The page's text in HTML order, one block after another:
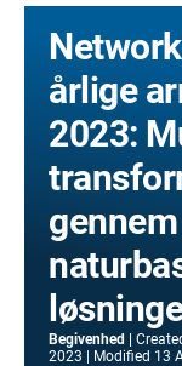
årlige
2023:
Begivenhed
2023
Modified 13